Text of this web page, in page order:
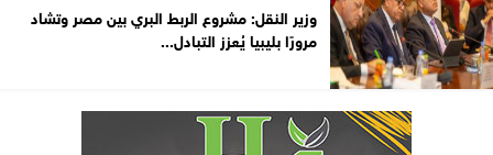
وزير النقل: مشروع الربط البري بين مصر وتشاد
مرورًا بليبيا يُعزز التبادل...